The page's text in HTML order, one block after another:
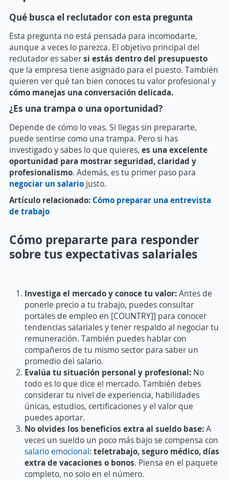
Qué busca el reclutador con esta pregunta
Esta pregunta no está pensada para incomodarte,
aunque a veces lo parezca. El objetivo principal del
reclutador es sabersi estás dentro del presupuesto
que la empresa tiene asignado para el puesto. También
quieren ver qué tan bien conoces tu valor profesional y
cómo manejas una conversación delicada.
¿Es una trampa o una oportunidad?
Depende de cómo lo veas. Si llegas sin prepararte,
puede sentirse como una trampa. Pero si has
investigado y sabes lo que quieres, es una excelente
oportunidad para mostrar seguridad, claridad y
profesionalismo. Además, es tu primer paso para
negociar un salario justo.
Artículo relacionado: Cómo preparar una entrevista
de trabajo
Cómo prepararte para responder
sobre tus expectativas salariales
Investiga el mercado y conoce tu valor:Antes de
ponerle precio a tu trabajo, puedes consultar
portales de empleo en [COUNTRY]] para conocer
tendencias salariales y tener respaldo al negociar tu
remuneración. También puedes hablar con
compañeros de tu mismo sector para saber un
promedio del salario.
Evalúa tu situación personal y profesional: No
todo es lo que dice el mercado. También debes
considerar tu nivel de experiencia, habilidades
únicas, estudios, certificaciones y el valor que
puedes aportar.
No olvides los beneficios extra al sueldo base:A
veces un sueldo un poco más bajo se compensa con
salario emocional: teletrabajo, seguro médico, días
extra de vacaciones o bonos. Piensa en el paquete
completo, no solo en el número.